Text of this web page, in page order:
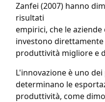
Zanfei (2007) hanno
risultati
empirici, che le
investono
produttività migliore e
L'innovazione è uno
determinano le
produttività, come